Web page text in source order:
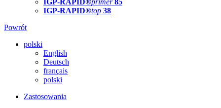
IGP-RAPID®top 38
Powrót
polski
English
Deutsch
français
polski
Zastosowania